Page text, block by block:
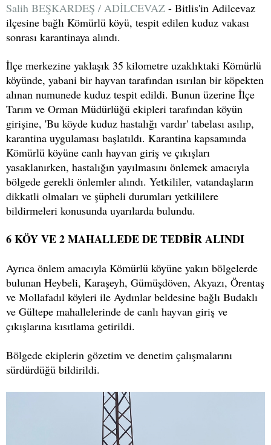
Salih BEŞKARDEŞ / ADİLCEVAZ - Bitlis'in Adilcevaz
ilçesine bağlı Kömürlü köyü, tespit edilen kuduz vakası
sonrası karantinaya alındı.
İlçe merkezine yaklaşık 35 kilometre uzaklıktaki Kömürlü
köyünde, yabani bir hayvan tarafından ısırılan bir köpekten
alınan numunede kuduz tespit edildi. Bunun üzerine İlçe
Tarım ve Orman Müdürlüğü ekipleri tarafından köyün
girişine, 'Bu köyde kuduz hastalığı vardır' tabelası asılıp,
karantina uygulaması başlatıldı. Karantina kapsamında
Kömürlü köyüne canlı hayvan giriş ve çıkışları
yasaklanırken, hastalığın yayılmasını önlemek amacıyla
bölgede gerekli önlemler alındı. Yetkililer, vatandaşların
dikkatli olmaları ve şüpheli durumları yetkililere
bildirmeleri konusunda uyarılarda bulundu.
6 KÖY VE 2 MAHALLEDE DE TEDBİR ALINDI
Ayrıca önlem amacıyla Kömürlü köyüne yakın bölgelerde
bulunan Heybeli, Karaşeyh, Gümüşdöven, Akyazı, Örentaş
ve Mollafadıl köyleri ile Aydınlar beldesine bağlı Budaklı
ve Gültepe mahallelerinde de canlı hayvan giriş ve
çıkışlarına kısıtlama getirildi.
Bölgede ekiplerin gözetim ve denetim çalışmalarını
sürdürdüğü bildirildi.